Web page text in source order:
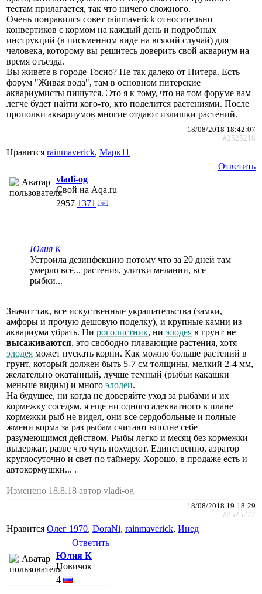
тестам прилагается, так что ничего сложного.
Очень понравился совет rainmaverick относительно
конвертиков с кормом на каждый день и подробных
инструкций (в письменном виде на всякий случай) для
человека, которому вы решитесь доверить свой аквариум на
время отъезда.
Вы живете в городе Тосно? Не так далеко от Питера. Есть
форум "Живая вода", там в основном питерские
аквариумисты пишутся. Это я к тому, что на том форуме вам
легче будет найти кого-то, кто поделится растениями. После
прополки аквариумов многие отдают излишки растений.
18/08/2018 18:42:07
#2525218
Нравится rainmaverick, Марк11
Ответить
vladi-og
Свой на Aqa.ru
2957 1371
Юлия К
Устроила дезинфекцию потому что за 20 дней там
умерло всё... растения, улитки мелании, все
рыбки...
Значит так, все искуственные украшательства (замки,
амфоры и прочую дешовую поделку), и крупные камни из
аквариума убрать. Ни роголистник, ни элодея в грунт не
высаживаются, это свободно плавающие растения, хотя
элодея может пускать корни. Как можно больше растений в
грунт, который должен быть 5-7 см толщины, мелкий 2-4 мм,
желательно окатанный, лучше темный (рыбьи какашки
меньше видны) и много элодеи.
На будущее, ни когда не доверяйте уход за рыбами и их
кормежку соседям, я еще ни одного адекватного в плане
кормежки рыб не видел, они все сердобольные и полные
жмени корма за раз рыбам считают вполне себе
разумеющимся действом. Рыбы легко и месяц без кормежки
выдержат, разве что чуть похудеют. Единственно, аэратор
круглосуточно и свет по таймеру. Хорошо, в продаже есть и
автокормушки... .
Изменено 18.8.18 автор vladi-og
18/08/2018 19:18:29
#2525222
Нравится Олег 1970, DoraNi, rainmaverick, Инед
Ответить
Юлия К
Новичок
4